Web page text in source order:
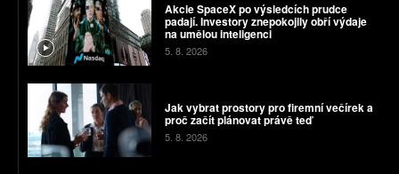
Akcie SpaceX po výsledcích prudce
padají. Investory znepokojily obří výdaje
na umělou inteligenci
5. 8. 2026
Jak vybrat prostory pro firemní večírek a
proč začít plánovat právě teď
5. 8. 2026